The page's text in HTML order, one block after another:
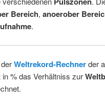
Bereich, anoerober
.
Weltrekord-Rechnerder
in % das Verhältniss zur